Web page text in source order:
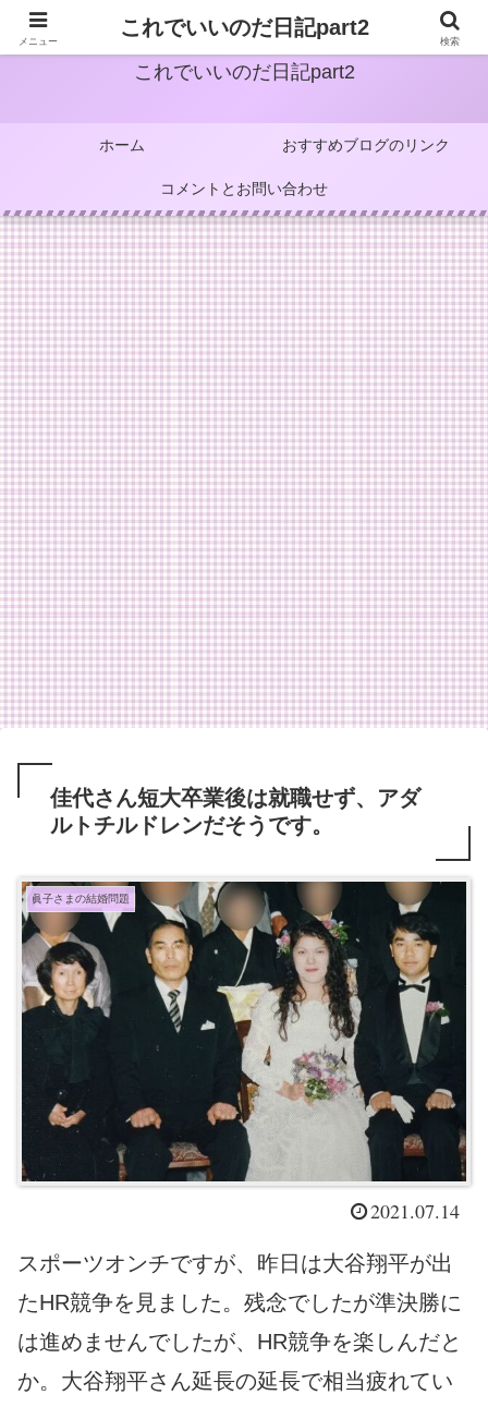
これでいいのだ日記part2
ホーム おすすめブログのリンク
コメントとお問い合わせ
佳代さん短大卒業後は就職せず、アダ
ルトチルドレンだそうです。
眞子さまの結婚問題
2021.07.14
スポーツオンチですが、昨日は大谷翔平が出
たHR競争を見ました。残念でしたが準決勝に
は進めませんでしたが、HR競争を楽しんだと
か。大谷翔平さん延長の延長で相当疲れてい
メニュー
これでいいのだ日記part2
検索